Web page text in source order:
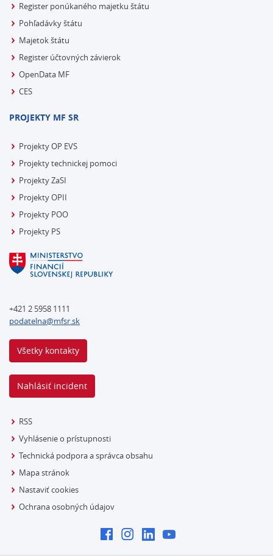
Register ponúkaného majetku štátu
Pohľadávky štátu
Majetok štátu
Register účtovných závierok
OpenData MF
CES
PROJEKTY MF SR
Projekty OP EVS
Projekty technickej pomoci
Projekty ZaSI
Projekty OPII
Projekty POO
Projekty PS
+421 2 5958 1111
podatelna@mfsr.sk
Všetky kontakty
Nahlásiť incident
RSS
Vyhlásenie o prístupnosti
Technická podpora a správca obsahu
Mapa stránok
Nastaviť cookies
Ochrana osobných údajov